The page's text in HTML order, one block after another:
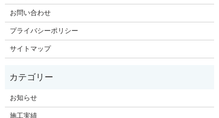
お問い合わせ
プライバシーポリシー
サイトマップ
お知らせ
施工実績